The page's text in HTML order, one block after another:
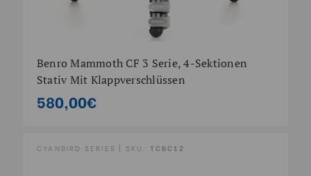
Benro Mammoth CF 3 Serie, 4-Sektionen
Stativ Mit Klappverschlüssen
580,00€
CYANBIRD SERIES | SKU: TCBC12